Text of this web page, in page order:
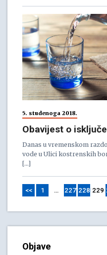
5. studenoga 2018.
Obavijest o
Danas u vremenskom
vode u Ulici kostrenskih
[…]
<< 1 … 227 228 229
Objave